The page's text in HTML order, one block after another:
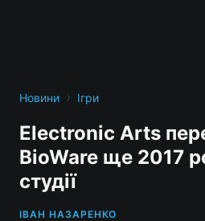
Новини › Ігри
Electronic Arts
BioWare ще 2017
студії
ІВАН НАЗАРЕНКО